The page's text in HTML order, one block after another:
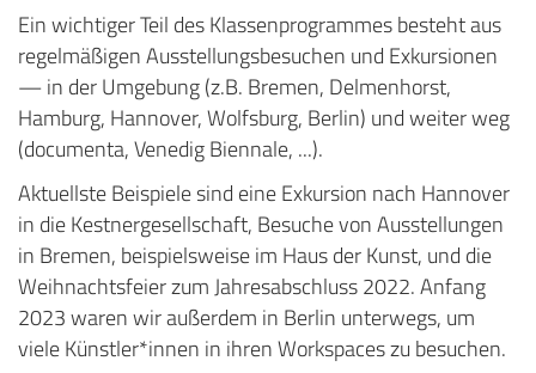
Ein wichtiger Teil des Klassenprogrammes besteht aus
regelmäßigen Ausstellungsbesuchen und Exkursionen
— in der Umgebung (z.B. Bremen, Delmenhorst,
Hamburg, Hannover, Wolfsburg, Berlin) und weiter weg
(documenta, Venedig Biennale, ...).
Aktuellste Beispiele sind eine Exkursion nach Hannover
in die Kestnergesellschaft, Besuche von Ausstellungen
in Bremen, beispielsweise im Haus der Kunst, und die
Weihnachtsfeier zum Jahresabschluss 2022. Anfang
2023 waren wir außerdem in Berlin unterwegs, um
viele Künstler*innen in ihren Workspaces zu besuchen.